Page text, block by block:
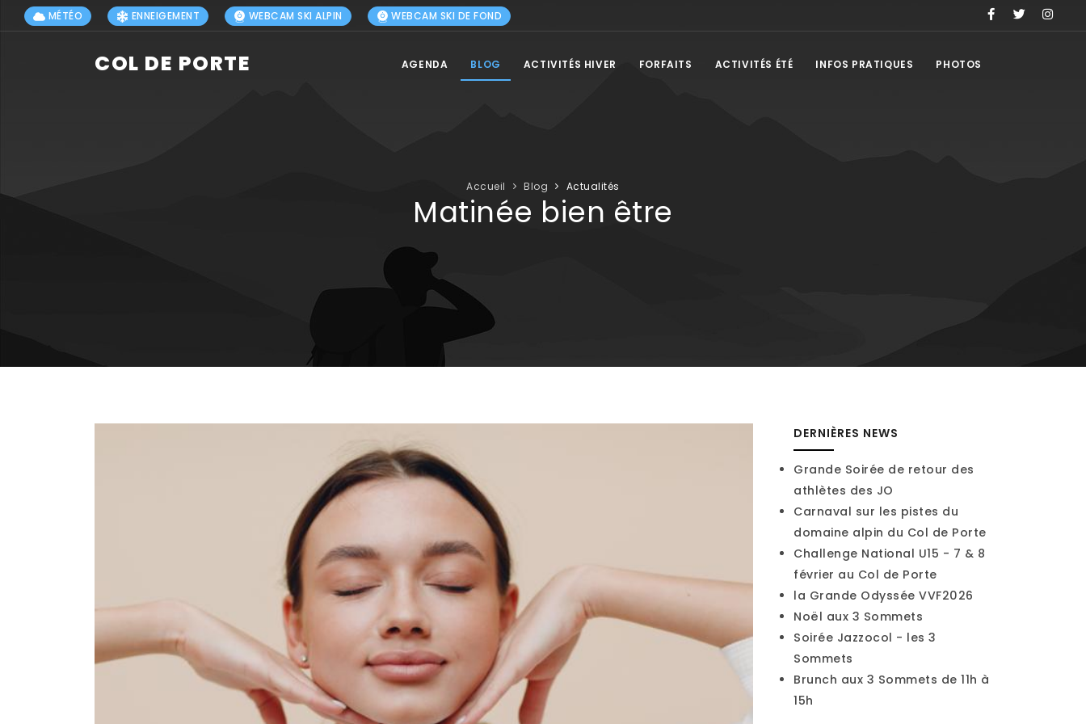
MÉTÉO ENNEIGEMENT WEBCAM SKI ALPIN WEBCAM SKI DE FOND
COL DE PORTE AGENDA BLOG ACTIVITÉS HIVER FORFAITS ACTIVITÉS ÉTÉ INFOS PRATIQUES PHOTOS
Accueil Blog Actualités
Matinée bien être
DERNIÈRES NEWS
Grande Soirée de retour des
athlètes des JO
Carnaval sur les pistes du
domaine alpin du Col de Porte
Challenge National U15 - 7 & 8
février au Col de Porte
la Grande Odyssée VVF2026
Noël aux 3 Sommets
Soirée Jazzocol - les 3
Sommets
Brunch aux 3 Sommets de 11h à
15h